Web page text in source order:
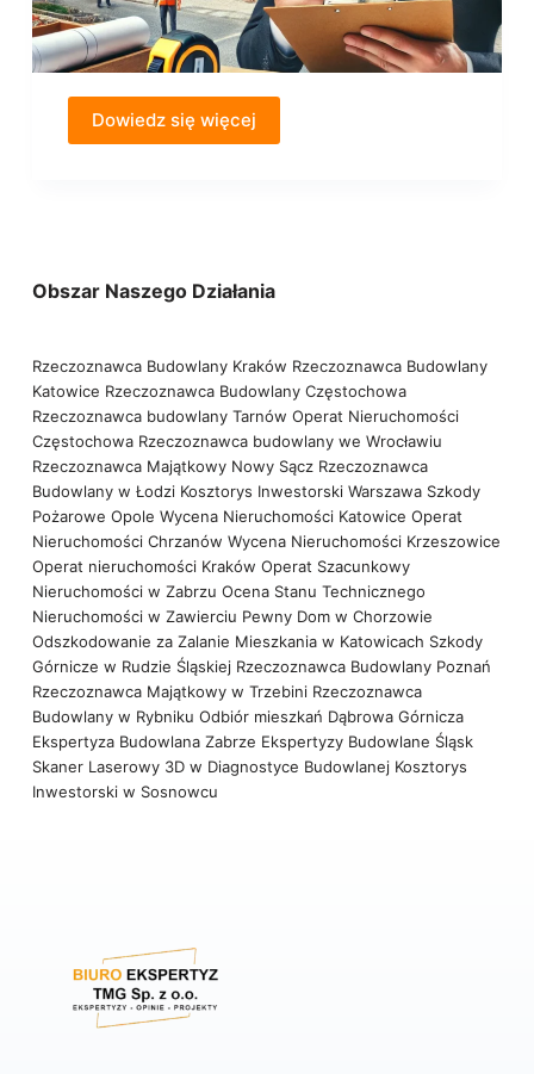
Dowiedz się więcej
Obszar Naszego Działania
Rzeczoznawca Budowlany Kraków Rzeczoznawca Budowlany
Katowice Rzeczoznawca Budowlany Częstochowa
Rzeczoznawca budowlany Tarnów Operat Nieruchomości
Częstochowa Rzeczoznawca budowlany we Wrocławiu
Rzeczoznawca Majątkowy Nowy Sącz Rzeczoznawca
Budowlany w Łodzi Kosztorys Inwestorski Warszawa Szkody
Pożarowe Opole Wycena Nieruchomości Katowice Operat
Nieruchomości Chrzanów Wycena Nieruchomości Krzeszowice
Operat nieruchomości Kraków Operat Szacunkowy
Nieruchomości w Zabrzu Ocena Stanu Technicznego
Nieruchomości w Zawierciu Pewny Dom w Chorzowie
Odszkodowanie za Zalanie Mieszkania w Katowicach Szkody
Górnicze w Rudzie Śląskiej Rzeczoznawca Budowlany Poznań
Rzeczoznawca Majątkowy w Trzebini Rzeczoznawca
Budowlany w Rybniku Odbiór mieszkań Dąbrowa Górnicza
Ekspertyza Budowlana Zabrze Ekspertyzy Budowlane Śląsk
Skaner Laserowy 3D w Diagnostyce Budowlanej Kosztorys
Inwestorski w Sosnowcu